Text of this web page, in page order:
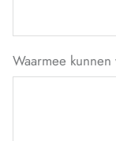
Waarmee